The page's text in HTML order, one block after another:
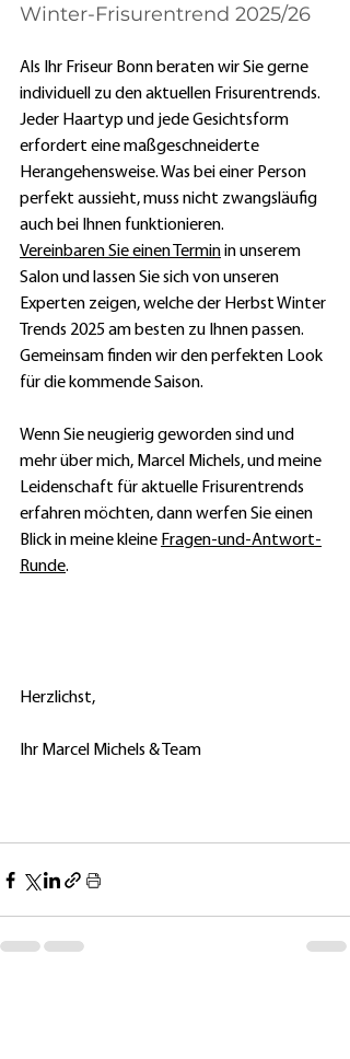
Winter-Frisurentrend 2025/26
Als Ihr Friseur Bonn beraten wir Sie gerne
individuell zu den aktuellen Frisurentrends.
Jeder Haartyp und jede Gesichtsform
erfordert eine maßgeschneiderte
Herangehensweise. Was bei einer Person
perfekt aussieht, muss nicht zwangsläufig
auch bei Ihnen funktionieren.
Vereinbaren Sie einen Termin in unserem
Salon und lassen Sie sich von unseren
Experten zeigen, welche der Herbst Winter
Trends 2025 am besten zu Ihnen passen.
Gemeinsam finden wir den perfekten Look
für die kommende Saison.
Wenn Sie neugierig geworden sind und
mehr über mich, Marcel Michels, und meine
Leidenschaft für aktuelle Frisurentrends
erfahren möchten, dann werfen Sie einen
Blick in meine kleine Fragen-und-Antwort-
Runde.
Herzlichst,
Ihr Marcel Michels & Team